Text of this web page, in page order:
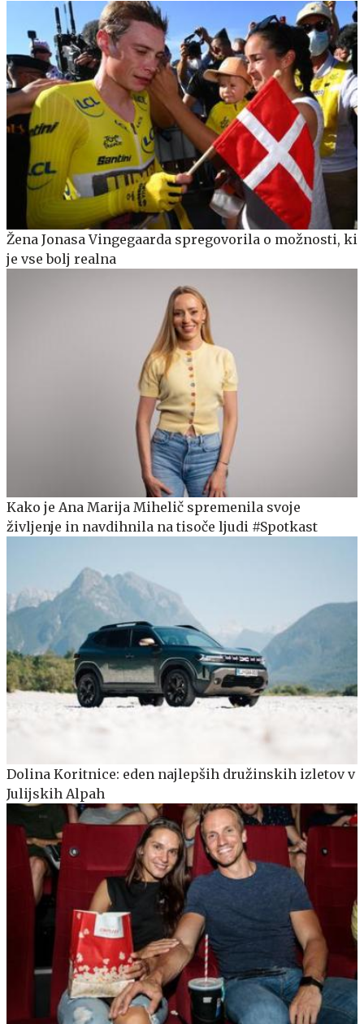
Žena Jonasa Vingegaarda spregovorila o možnosti, ki
je vse bolj realna
Kako je Ana Marija Mihelič spremenila svoje
življenje in navdihnila na tisoče ljudi #Spotkast
Dolina Koritnice: eden najlepših družinskih izletov v
Julijskih Alpah